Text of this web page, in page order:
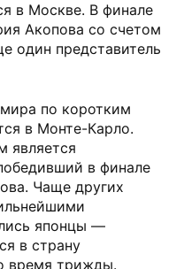
в Москве. В финале
Акопова со счетом
один представитель
по коротким
в Монте-Карло.
является
в финале
Чаще других
японцы —
в страну
время трижды.